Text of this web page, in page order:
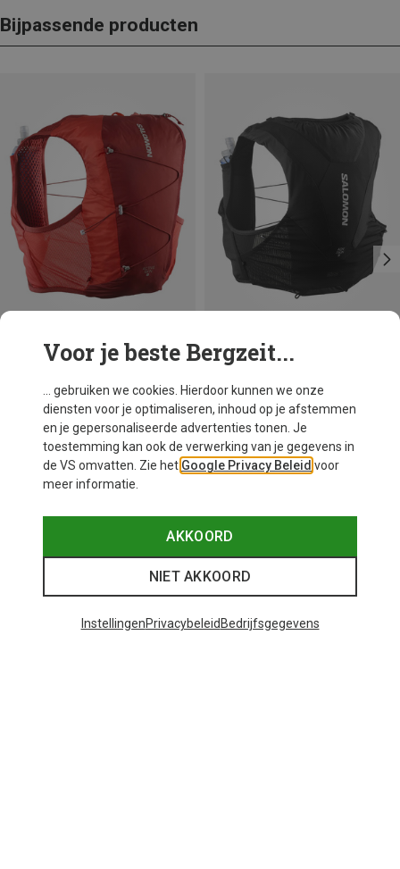
Bijpassende producten
Je bespaart 32% Je bespaart 17%
Voor je beste Bergzeit...
... gebruiken we cookies. Hierdoor kunnen we onze
diensten voor je optimaliseren, inhoud op je afstemmen
en je gepersonaliseerde advertenties tonen. Je
toestemming kan ook de verwerking van je gegevens in
de VS omvatten. Zie het Google Privacy Beleid voor
meer informatie.
AKKOORD
NIET AKKOORD
InstellingenPrivacybeleid Bedrijfsgegevens